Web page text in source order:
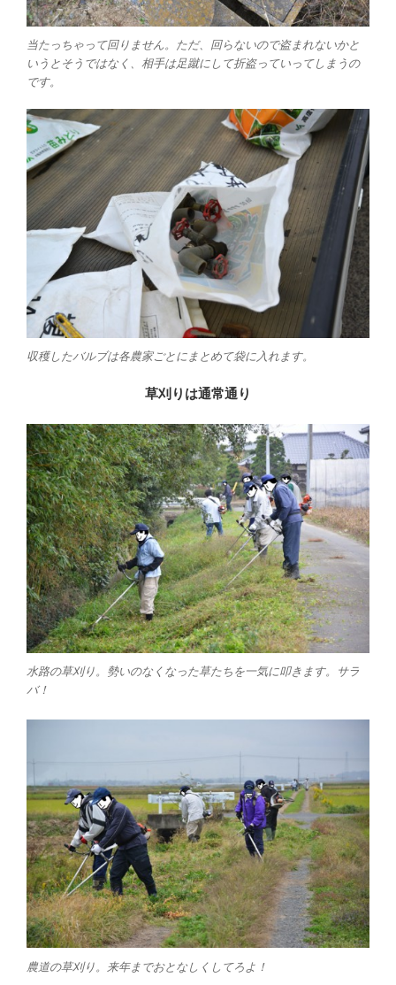
当たっちゃって回りません。ただ、回らないので盗まれないかと
いうとそうではなく、相手は足蹴にして折盗っていってしまうの
です。
収穫したバルブは各農家ごとにまとめて袋に入れます。
草刈りは通常通り
水路の草刈り。勢いのなくなった草たちを一気に叩きます。サラ
バ！
農道の草刈り。来年までおとなしくしてろよ！